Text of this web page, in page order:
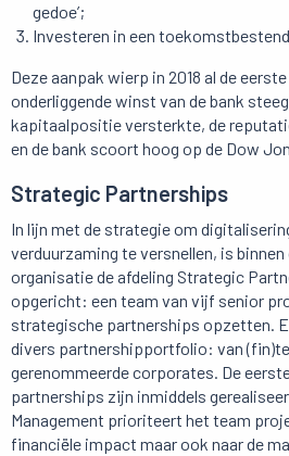
gedoe’;
Investeren in een
Deze aanpak wierp in 2018 al de
onderliggende winst van de bank
kapitaalpositie versterkte, de
en de bank scoort hoog op de Dow
Strategic Partnerships
In lijn met de strategie om
verduurzaming te versnellen, is
organisatie de afdeling Strategic
opgericht: een team van vijf senior
strategische partnerships opzetten.
divers partnershipportfolio: van
gerenommeerde corporates. De
partnerships zijn inmiddels
Management prioriteert het team
financiële impact maar ook naar de